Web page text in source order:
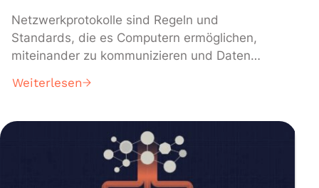
Netzwerkprotokolle sind Regeln und
Standards, die es Computern ermöglichen,
miteinander zu kommunizieren und Daten
verschiedenen Arten von Netzwerken, wie dem
Weitverkehrsnetz (WAN), verwendet, um die
Kommunikation und Zusammenarbeit zwischen
gewährleisten.Netzwerkprotokolle sind Regeln
Weiterlesen